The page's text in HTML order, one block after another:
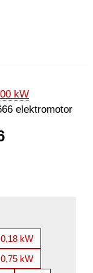
kW
elektromotor
0,18 kW
0,75 kW